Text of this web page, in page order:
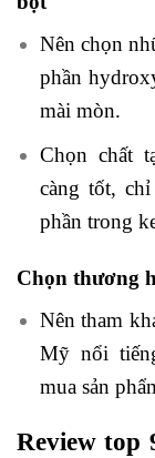
Nên chọn
phần
mài mòn.
Chọn chất
càng tốt,
phần trong
Chọn thương
Nên tham
Mỹ nổi
mua sản
Review top